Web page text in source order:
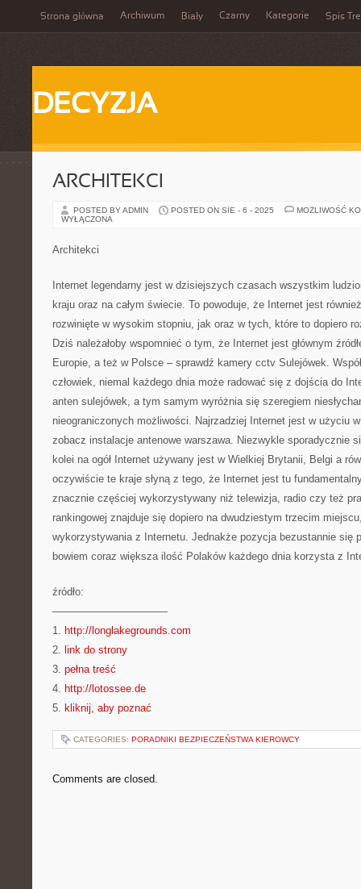
Strona główna Archiwum Biały Czarny Kategorie Spis
DECYZJA
ARCHITEKCI
POSTED BY ADMIN POSTED ON SIE - 6 - 2025
MOŻLIWOŚĆ
WYŁĄCZONA
Architekci
Internet legendarny jest w dzisiejszych czasach wszystkim
kraju oraz na całym świecie. To powoduje, że Internet jest
rozwinięte w wysokim stopniu, jak oraz w tych, które to dopiero
Dziś należałoby wspomnieć o tym, że Internet jest głównym
Europie, a też w Polsce – sprawdź kamery cctv Sulejówek.
człowiek, niemal każdego dnia może radować się z dojścia do
anten sulejówek, a tym samym wyróżnia się szeregiem
nieograniczonych możliwości. Najrzadziej Internet jest w użyciu
zobacz instalacje antenowe warszawa. Niezwykle sporadycznie
kolei na ogół Internet używany jest w Wielkiej Brytanii, Belgi a
oczywiście te kraje słyną z tego, że Internet jest tu
znacznie częściej wykorzystywany niż telewizja, radio czy też
rankingowej znajduje się dopiero na dwudziestym trzecim
wykorzystywania z Internetu. Jednakże pozycja bezustannie się
bowiem coraz większa ilość Polaków każdego dnia korzysta z
źródło:
———————————
1. http://longlakegrounds.com
2. link do strony
3. pełna treść
4. http://lotossee.de
5. kliknij, aby poznać
CATEGORIES: PORADNIKI BEZPIECZEŃSTWA KIEROWCY
Comments are closed.